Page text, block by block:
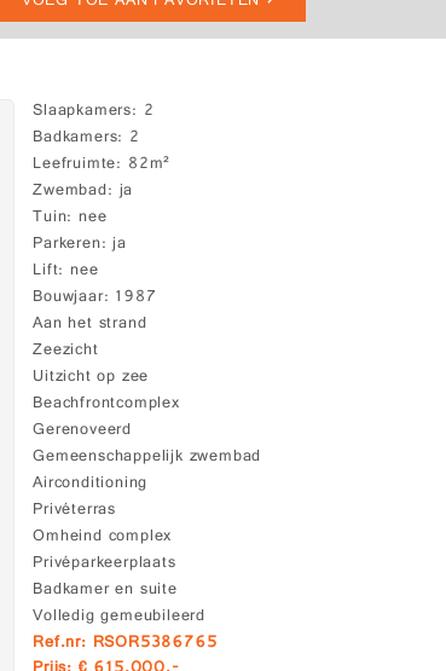
Slaapkamers 2
Badkamers 2
Leefruimte 82m²
Zwembad ja
Tuin nee
Parkeren ja
Lift nee
Bouwjaar 1987
Aan het strand
Zeezicht
Uitzicht op zee
Beachfrontcomplex
Gerenoveerd
Gemeenschappelijk zwembad
Airconditioning
Privéterras
Omheind complex
Privéparkeerplaats
Badkamer en suite
Volledig gemeubileerd
Ref.nr: RSOR5386765